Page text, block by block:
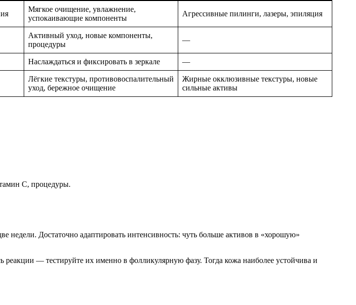
Мягкое очищение, увлажнение,
успокаивающие компоненты
Агрессивные пилинги, лазеры, эпиляция
Активный уход, новые компоненты,
процедуры
—
Наслаждаться и фиксировать в зеркале —
Лёгкие текстуры, противовоспалительный
уход, бережное очищение
Жирные окклюзивные текстуры, новые
сильные активы
C, процедуры.
недели. Достаточно адаптировать интенсивность: чуть больше активов в «хорошую»
реакции — тестируйте их именно в фолликулярную фазу. Тогда кожа наиболее устойчива и